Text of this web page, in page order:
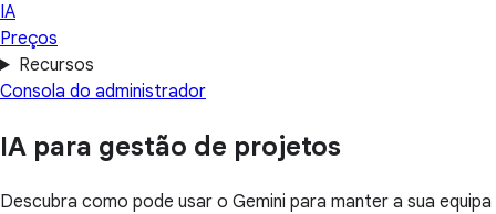
IA
Preços
Recursos
Consola do administrador
IA para gestão de projetos
Descubra como pode usar o Gemini para manter a sua equipa